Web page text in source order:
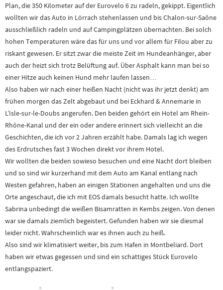
Plan, die 350 Kilometer auf der Eurovelo 6 zu radeln, gekippt. Eigentlich
wollten wir das Auto in Lörrach stehenlassen und bis Chalon-sur-Saône
ausschließlich radeln und auf Campingplätzen übernachten. Bei solch
hohen Temperaturen wäre das für uns und vor allem für Filou aber zu
riskant gewesen. Er sitzt zwar die meiste Zeit im Hundeanhänger, aber
auch der heizt sich trotz Belüftung auf. Über Asphalt kann man bei so
einer Hitze auch keinen Hund mehr laufen lassen…
Also haben wir nach einer heißen Nacht (nicht was ihr jetzt denkt) am
frühen morgen das Zelt abgebaut und bei Eckhard & Annemarie in
L’Isle-sur-le-Doubs angerufen. Den beiden gehört ein Hotel am Rhein-
Rhône-Kanal und der ein oder andere erinnert sich vielleicht an die
Geschichten, die ich vor 2 Jahren erzählt habe. Damals lag ich wegen
des Erdrutsches fast 3 Wochen direkt vor ihrem Hotel.
Wir wollten die beiden sowieso besuchen und eine Nacht dort bleiben
und so sind wir kurzerhand mit dem Auto am Kanal entlang nach
Westen gefahren, haben an einigen Stationen angehalten und uns die
Orte angeschaut, die ich mit EOS damals besucht hatte. Ich wollte
Sabrina unbedingt die weißen Bisamratten in Kembs zeigen. Von denen
war sie damals ziemlich begeistert. Gefunden haben wir sie diesmal
leider nicht. Wahrscheinlich war es ihnen auch zu heiß.
Also sind wir klimatisiert weiter, bis zum Hafen in Montbeliard. Dort
haben wir etwas gegessen und sind ein schattiges Stück Eurovelo
entlangspaziert.